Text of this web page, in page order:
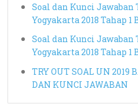
Soal dan Kunci Jawaban
Yogyakarta 2018 Tahap 1
Soal dan Kunci Jawaban
Yogyakarta 2018 Tahap
TRY OUT SOAL UN 2019
DAN KUNCI JAWABAN